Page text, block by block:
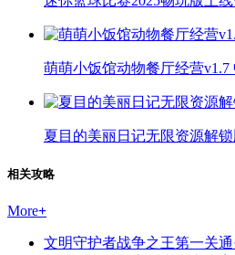
萌萌小饭馆动物餐厅经营v1.7
夏目的美丽日记无限资源解锁
相关攻略
More+
文明守护者战争之王第一关